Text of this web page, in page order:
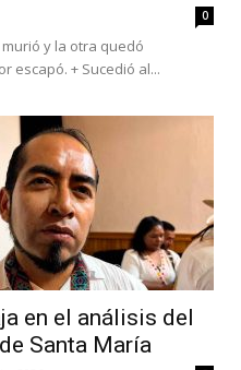
0
y la otra quedó
escapó. + Sucedió al...
en el análisis del
Santa María